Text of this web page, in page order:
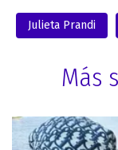
Julieta Prandi
Más